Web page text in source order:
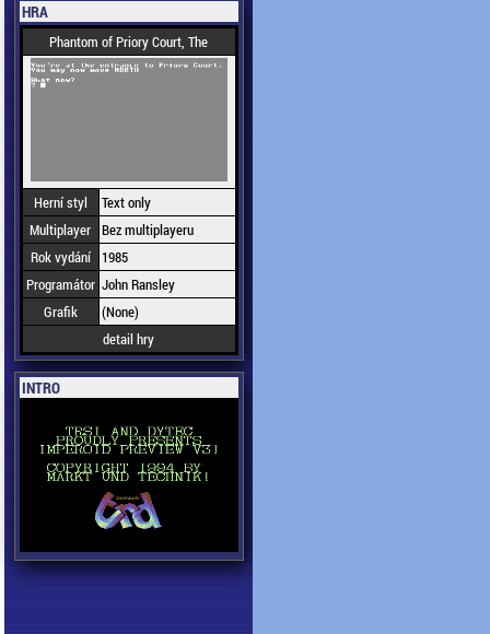
HRA
Phantom of Priory Court, The
Herní styl
Text only
Multiplayer Bez multiplayeru
Rok vydání
1985
Programátor John Ransley
Grafik
(None)
detail hry
INTRO